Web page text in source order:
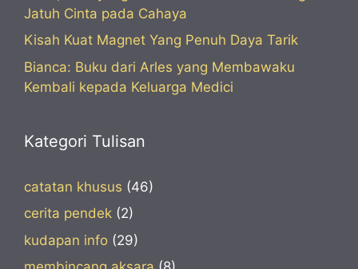
Jatuh Cinta pada Cahaya
Kisah Kuat Magnet Yang Penuh Daya Tarik
Bianca: Buku dari Arles yang Membawaku
Kembali kepada Keluarga Medici
Kategori Tulisan
catatan khusus (46)
cerita pendek (2)
kudapan info (29)